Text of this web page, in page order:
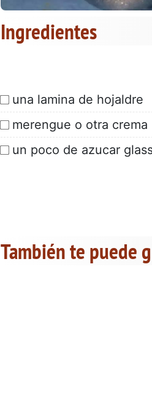
Ingredientes
una lamina de hojaldre
merengue o otra crema
un poco de azucar
También te puede